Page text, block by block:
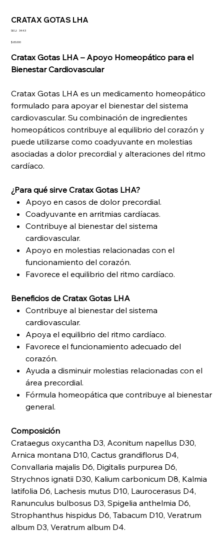
CRATAX GOTAS LHA
SKU: SKU
3443
Precio
$ 65.000
Cratax Gotas LHA – Apoyo Homeopático para el
Bienestar Cardiovascular
Cratax Gotas LHA es un medicamento homeopático
formulado para apoyar el bienestar del sistema
cardiovascular. Su combinación de ingredientes
homeopáticos contribuye al equilibrio del corazón y
puede utilizarse como coadyuvante en molestias
asociadas a dolor precordial y alteraciones del ritmo
cardíaco.
¿Para qué sirve Cratax Gotas LHA?
Apoyo en casos de dolor precordial.
Coadyuvante en arritmias cardíacas.
Contribuye al bienestar del sistema
cardiovascular.
Apoyo en molestias relacionadas con el
funcionamiento del corazón.
Favorece el equilibrio del ritmo cardíaco.
Beneficios de Cratax Gotas LHA
Contribuye al bienestar del sistema
cardiovascular.
Apoya el equilibrio del ritmo cardíaco.
Favorece el funcionamiento adecuado del
corazón.
Ayuda a disminuir molestias relacionadas con el
área precordial.
Fórmula homeopática que contribuye al bienestar
general.
Composición
Crataegus oxycantha D3, Aconitum napellus D30,
Arnica montana D10, Cactus grandiflorus D4,
Convallaria majalis D6, Digitalis purpurea D6,
Strychnos ignatii D30, Kalium carbonicum D8, Kalmia
latifolia D6, Lachesis mutus D10, Laurocerasus D4,
Ranunculus bulbosus D3, Spigelia anthelmia D6,
Strophanthus hispidus D6, Tabacum D10, Veratrum
album D3, Veratrum album D4.